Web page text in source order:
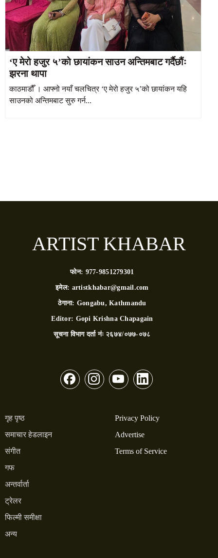
‘ए मेरो हजुर ५’को छायांकन साउन अन्तिमबाट गर्दैछौंः
झरना थापा
काठमाडौँ । आफ्नो नयाँ चलचित्र ‘ए मेरो हजुर ५’को छायांकन यहि
साउनको अन्तिमबाट सुरु गर्न...
ARTIST KHABAR
फोन: 977-9851279301
इमेल: artistkhabar@gmail.com
ठेगाना: Gongabu, Kathmandu
Editor: Gopi Krishna Chapagain
सूचना विभाग दर्ता नंः २६७४/०७७-०७८
गृह पृष्ठ
समाचार हेडलाइन
संगीत
गफ
अन्तर्वार्ता
ट्रेलर
फिल्मी समीक्षा
अन्य
Privacy Policy
Advertise
Terms of Service